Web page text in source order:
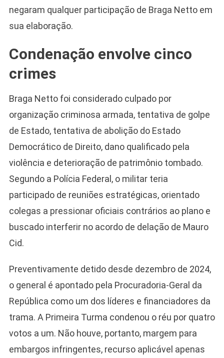
negaram qualquer participação de Braga Netto em
sua elaboração.
Condenação envolve cinco
crimes
Braga Netto foi considerado culpado por
organização criminosa armada, tentativa de golpe
de Estado, tentativa de abolição do Estado
Democrático de Direito, dano qualificado pela
violência e deterioração de patrimônio tombado.
Segundo a Polícia Federal, o militar teria
participado de reuniões estratégicas, orientado
colegas a pressionar oficiais contrários ao plano e
buscado interferir no acordo de delação de Mauro
Cid.
Preventivamente detido desde dezembro de 2024,
o general é apontado pela Procuradoria-Geral da
República como um dos líderes e financiadores da
trama. A Primeira Turma condenou o réu por quatro
votos a um. Não houve, portanto, margem para
embargos infringentes, recurso aplicável apenas
Camiseta Camisa
Bolsonaro Presidente
R$60,00R$99,00 -39%
Ver no MERCADO
LIVRE